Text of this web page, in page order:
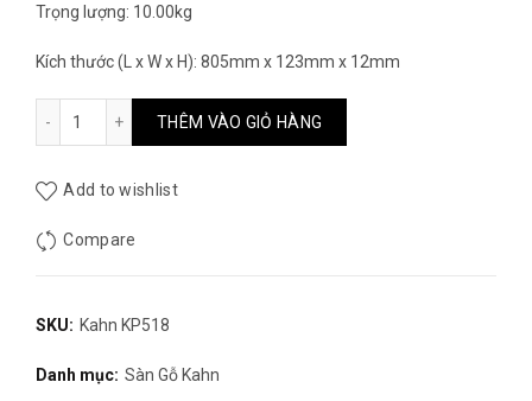
Trọng lượng: 10.00kg
Kích thước (L x W x H): 805mm x 123mm x 12mm
Sàn Gỗ Kahn KP518 số lượng
THÊM VÀO GIỎ HÀNG
Add to wishlist
Compare
SKU: Kahn KP518
Danh mục: Sàn Gỗ Kahn